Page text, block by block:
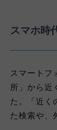
スマホ時
スマートフ
所」から近
た。「近く
た検索や、